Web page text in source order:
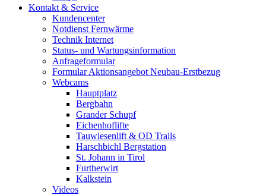
Kontakt & Service
Kundencenter
Notdienst Fernwärme
Technik Internet
Status- und Wartungsinformation
Anfrageformular
Formular Aktionsangebot Neubau-Erstbezug
Webcams
Hauptplatz
Bergbahn
Grander Schupf
Eichenhoflifte
Tauwiesenlift & OD Trails
Harschbichl Bergstation
St. Johann in Tirol
Furtherwirt
Kalkstein
Videos